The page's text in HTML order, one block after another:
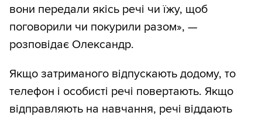
вони передали якісь речі чи їжу, щоб
поговорили чи покурили разом», —
розповідає Олександр.
Якщо затриманого відпускають додому, то
телефон і особисті речі повертають. Якщо
відправляють на навчання, речі віддають